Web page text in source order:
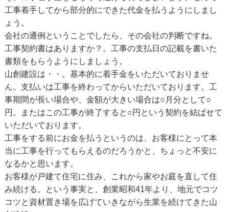
工事着手してから部分的にできた代金を払うようにしまし
ょう。
会社の通例ということでしたら、その会社の判断ですね。
工事契約書はありますか？。工事の支払日の記載を書いた
書類をもらうようにしましょう。
山創建設は・・。基本的に着手金をいただいておりませ
ん。支払いは工事を終わってからいただいております。工
事期間が長い場合や、金額が大きい場合は○月分として○
円。またはこの工事が終了すると○円という契約を結ばせて
いただいております。
工事をする前にお金を払うというのは、お客様にとって本
当に工事を行ってもらえるのだろうかと、ちょっと不安に
なるかと思います。
お客様が戸建て住宅に住み、これから家やお庭を直して住
み続ける。という事実と、創業昭和41年より、地元でコツ
コツと資材置き場を広げていきながら生業を続けてきた山